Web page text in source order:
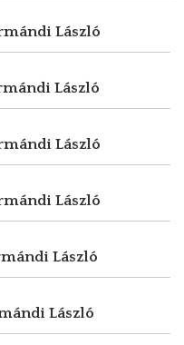
László
László
László
László
László
László